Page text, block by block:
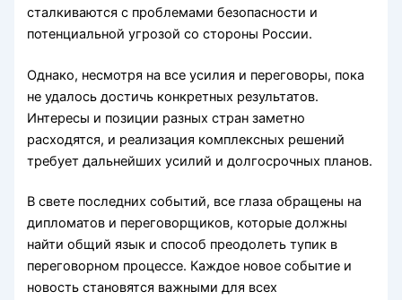
сталкиваются с проблемами безопасности и
потенциальной угрозой со стороны России.
Однако, несмотря на все усилия и переговоры, пока
не удалось достичь конкретных результатов.
Интересы и позиции разных стран заметно
расходятся, и реализация комплексных решений
требует дальнейших усилий и долгосрочных планов.
В свете последних событий, все глаза обращены на
дипломатов и переговорщиков, которые должны
найти общий язык и способ преодолеть тупик в
переговорном процессе. Каждое новое событие и
новость становятся важными для всех